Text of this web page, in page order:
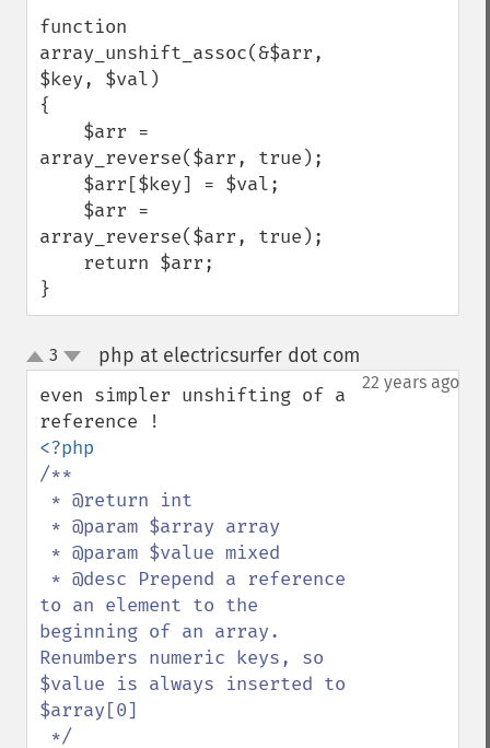
function
array_unshift_assoc(&$arr,
$key, $val)
{
array_reverse($arr, true);
array_reverse($arr, true);
}
up
down
3 php at electricsurfer dot com
22 years ago
even simpler unshifting of a
/**
to an element to the
beginning of an array.
Renumbers numeric keys, so
$value is always inserted to
$array[0]